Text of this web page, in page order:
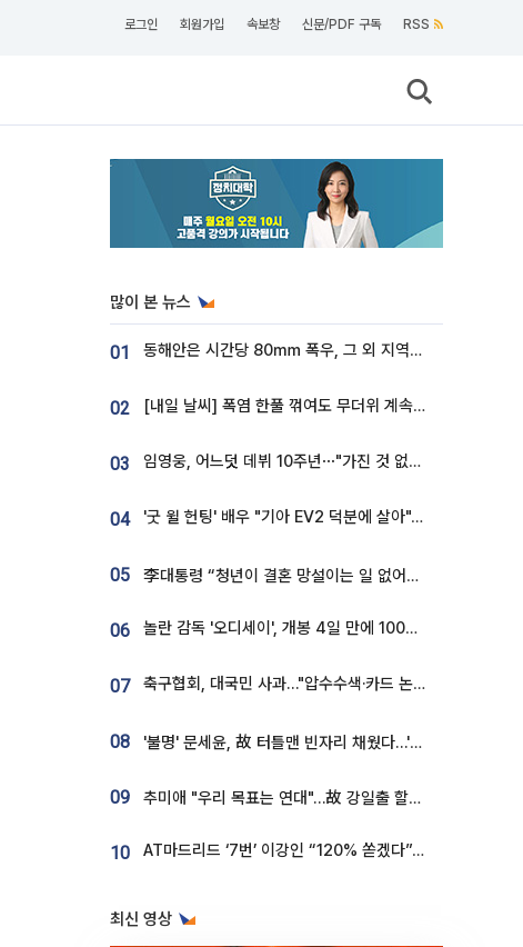
로그인 회원가입 속보창 신문/PDF 구독 RSS
많이 본 뉴스
01 동해안은 시간당 80㎜ 폭우, 그 외 지역은 폭염…‘극과 극 날씨’
02 [내일 날씨] 폭염 한풀 꺾여도 무더위 계속⋯동해안 이틀 연속 비
03 임영웅, 어느덧 데뷔 10주년⋯"가진 것 없던 시절, 내 앞엔 20명의 팬뿐"
04 '굿 윌 헌팅' 배우 "기아 EV2 덕분에 살아"…교통사고 후 안전성 극찬
05 李대통령 “청년이 결혼 망설이는 일 없어야...제도상 불이익 조사”
06 놀란 감독 '오디세이', 개봉 4일 만에 100만 돌파⋯'왕사남' 보다 빠르다
07 축구협회, 대국민 사과…"압수수색·카드 논란 사죄, 강도 높은 쇄신"
08 '불명' 문세윤, 故 터틀맨 빈자리 채웠다…'거북이' 눈물의 최종 우승
09 추미애 "우리 목표는 연대"…故 강일출 할머니 흉상 제막
10 AT마드리드 ‘7번’ 이강인 “120% 쏟겠다”⋯시메오네 감독 “필요한 선수”
최신 영상